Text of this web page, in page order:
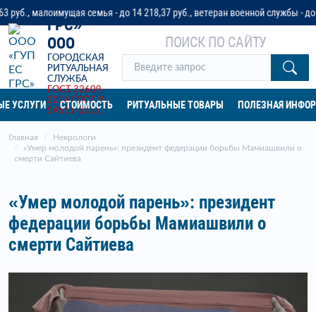
семья - до 14 218,37 руб., ветеран военной службы - до 32 042
«ГУП ЕС
ГРС»
ООО
ГОРОДСКАЯ
РИТУАЛЬНАЯ
СЛУЖБА
ГОСТ 32609-
2014 ГОСТ Р
54611-2011
ПОИСК ПО САЙТУ
УСЛУГИ СТОИМОСТЬ РИТУАЛЬНЫЕ ТОВАРЫ ПОЛЕЗНАЯ
Главная
Некрологи
«Умер молодой парень»: президент федерации борьбы Мамиашвили о
смерти Сайтиева
«Умер молодой парень»: президент
федерации борьбы Мамиашвили о
смерти Сайтиева